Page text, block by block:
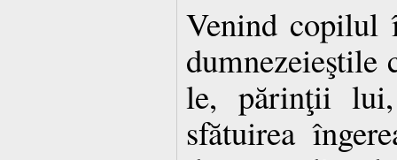
Venind copilul
dumnezeieştile
le, părinţii
sfătuirea